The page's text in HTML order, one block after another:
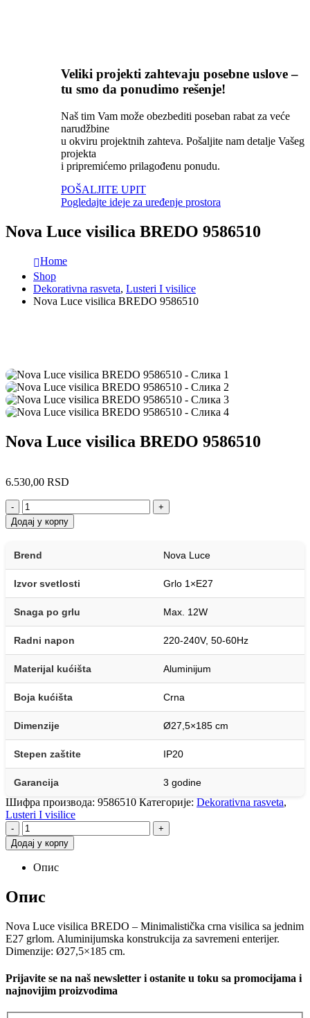
Veliki projekti zahtevaju posebne uslove –
tu smo da ponudimo rešenje!
Naš tim Vam može obezbediti poseban rabat za veće
narudžbine
u okviru projektnih zahteva. Pošaljite nam detalje Vašeg
projekta
i pripremićemo prilagođenu ponudu.
POŠALJITE UPIT
Pogledajte ideje za uređenje prostora
Nova Luce visilica BREDO 9586510
Home
Shop
Dekorativna rasveta, Lusteri I visilice
Nova Luce visilica BREDO 9586510
Nova Luce visilica BREDO 9586510
6.530,00 RSD
-
+
Додај у корпу
Brend Nova Luce
Izvor svetlosti Grlo 1×E27
Snaga po grlu Max. 12W
Radni napon 220-240V, 50-60Hz
Materijal kućišta Aluminijum
Boja kućišta Crna
Dimenzije Ø27,5×185 cm
Stepen zaštite IP20
Garancija 3 godine
Шифра производа: 9586510 Категорије: Dekorativna rasveta,
Lusteri I visilice
-
+
Додај у корпу
Опис
Опис
Nova Luce visilica BREDO – Minimalistička crna visilica sa jednim
E27 grlom. Aluminijumska konstrukcija za savremeni enterijer.
Dimenzije: Ø27,5×185 cm.
Prijavite se na naš newsletter i ostanite u toku sa promocijama i
najnovijim proizvodima